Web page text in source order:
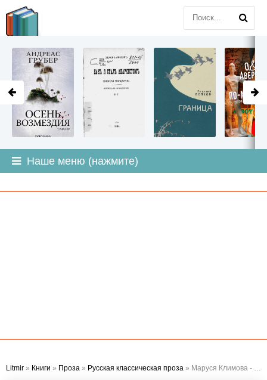
Наше меню (нажмите)
Litmir » Книги » Проза » Русская классическая проза » Маруся Климова - Голубая кровь
LITMIR.ORG